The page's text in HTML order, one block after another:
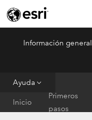
ArcGIS Pro Menu
Información general
Ayuda
Inicio
Primeros
pasos